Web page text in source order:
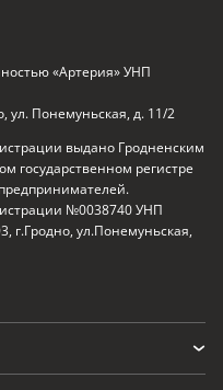
«Артерия» УНП
ул. Понемуньская, д. 11/2
выдано Гродненским
государственном регистре
№0038740 УНП
г.Гродно, ул.Понемуньская,